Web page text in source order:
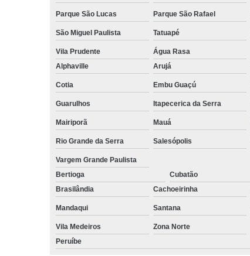
Parque São Lucas Parque São Rafael
São Miguel Paulista Tatuapé
Vila Prudente
Água Rasa
Alphaville
Arujá
Cotia Embu Guaçú
Guarulhos Itapecerica da Serra
Mairiporã Mauá
Rio Grande da Serra Salesópolis
Vargem Grande Paulista
Bertioga
Cubatão
Brasilândia
Cachoeirinha
Mandaqui Santana
Vila Medeiros
Zona Norte
Peruíbe